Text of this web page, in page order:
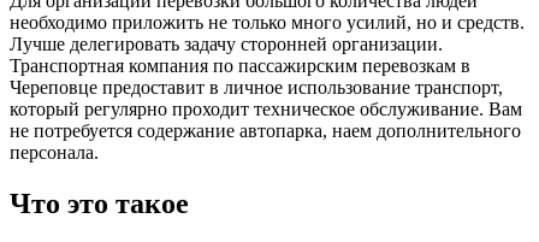
необходимо приложить не только много усилий, но и средств.
Лучше делегировать задачу сторонней организации.
Транспортная компания по пассажирским перевозкам в
Череповце предоставит в личное использование транспорт,
который регулярно проходит техническое обслуживание. Вам
не потребуется содержание автопарка, наем дополнительного
персонала.
Что это такое